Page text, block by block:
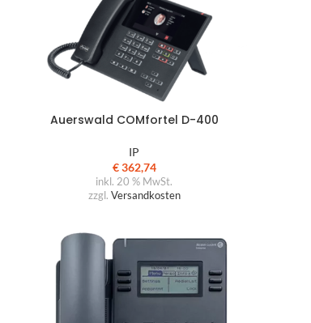
Auerswald COMfortel D-400
IP
€362,74
inkl. 20 % MwSt.
zzgl. Versandkosten